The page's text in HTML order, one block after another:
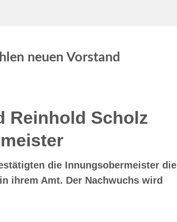
neuen Vorstand
Reinhold Scholz
die Innungsobermeister die
ihrem Amt. Der Nachwuchs wird